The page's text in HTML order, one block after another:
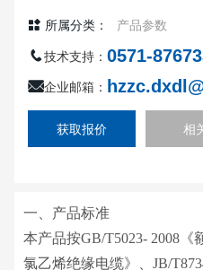
所属分类：
产品参数
技术支持： 0571-
企业邮箱：
获取报价 相
一、产品标准
本产品按GB/T5023- 2008《
氯乙烯绝缘电缆》、JB/